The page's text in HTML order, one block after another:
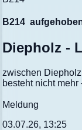
B214
Diepholz -
zwischen
besteht nicht mehr
Meldung
03.07.26, 13:25